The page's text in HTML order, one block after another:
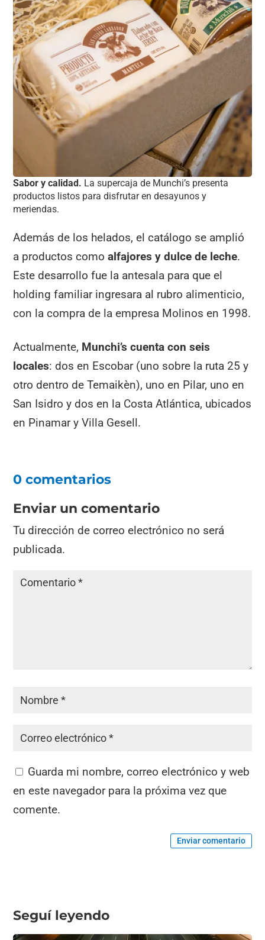
Sabor y calidad. La supercaja de Munchi’s presenta
productos listos para disfrutar en desayunos y
meriendas.
Además de los helados, el catálogo se amplió
a productos comoalfajores y dulce de leche.
Este desarrollo fue la antesala para que el
holding familiar ingresara al rubro alimenticio,
con la compra de la empresa Molinos en 1998.
Actualmente, Munchi’s cuenta con seis
locales: dos en Escobar (uno sobre la ruta 25 y
otro dentro de Temaikèn), uno en Pilar, uno en
San Isidro y dos en la Costa Atlántica, ubicados
en Pinamar y Villa Gesell.
0 comentarios
Enviar un comentario
Tu dirección de correo electrónico no será
publicada.
Guarda mi nombre, correo electrónico y web
en este navegador para la próxima vez que
comente.
Enviar comentario
Seguí leyendo